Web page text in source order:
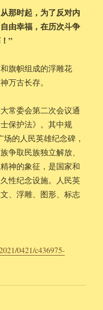
那时起，为了反对内
由幸福，在历次斗争
”
旗帜组成的浮雕花
万古长存。
常委会第二次会议通
保护法》。其中规
的人民英雄纪念碑，
争取民族独立解放、
神的象征，是国家和
性纪念设施。人民英
、浮雕、图形、标志
0421/c436975-